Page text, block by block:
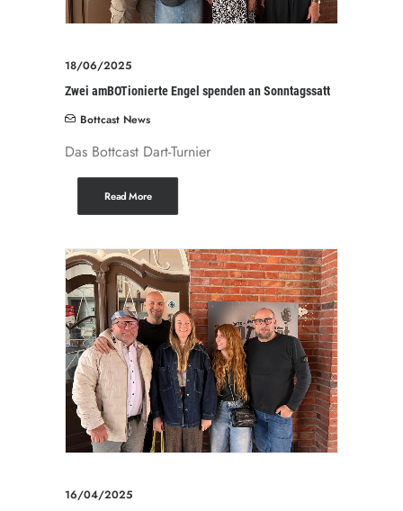
18/06/2025
Zwei amBOTionierte Engel spenden an Sonntagssatt
Bottcast News
Das Bottcast Dart-Turnier
Read More
16/04/2025